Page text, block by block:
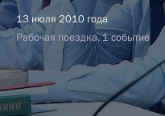
13 июля 2010 года
Рабочая поездка, 1 событие